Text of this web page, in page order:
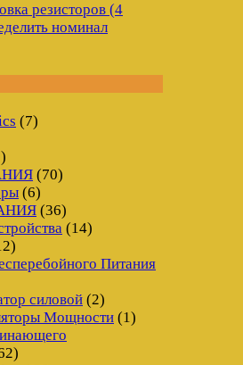
резисторов (4
номинал
(7)
(70)
(6)
(36)
(14)
Питания
силовой (2)
Мощности (1)